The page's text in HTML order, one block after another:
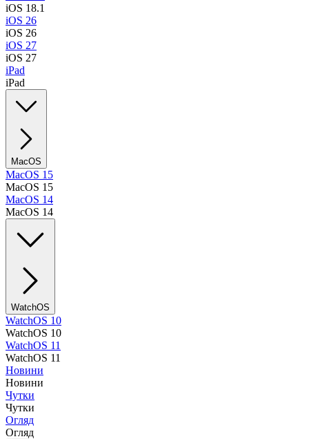
iOS 18.1
iOS 26
iOS 26
iOS 27
iOS 27
iPad
iPad
MacOS
MacOS 15
MacOS 15
MacOS 14
MacOS 14
WatchOS
WatchOS 10
WatchOS 10
WatchOS 11
WatchOS 11
Новини
Новини
Чутки
Чутки
Огляд
Огляд